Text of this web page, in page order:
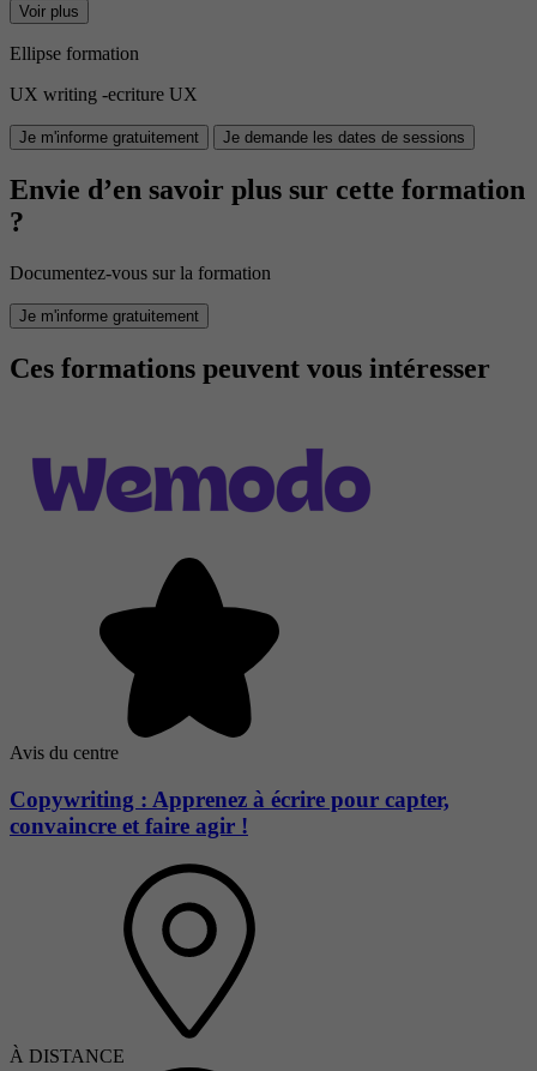
Voir plus
Ellipse formation
UX writing -ecriture UX
Je m'informe gratuitement Je demande les dates de sessions
Envie d’en savoir plus sur cette formation
?
Documentez-vous sur la formation
Je m'informe gratuitement
Ces formations peuvent vous intéresser
Avis du centre
Copywriting : Apprenez à écrire pour capter,
convaincre et faire agir !
À DISTANCE